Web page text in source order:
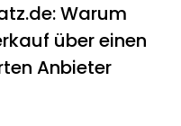
Warum
über einen
Anbieter